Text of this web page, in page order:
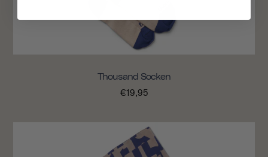
Thousand Socken
€19,95